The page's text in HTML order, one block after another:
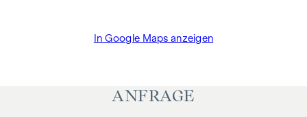
In Google Maps anzeigen
ANFRAGE